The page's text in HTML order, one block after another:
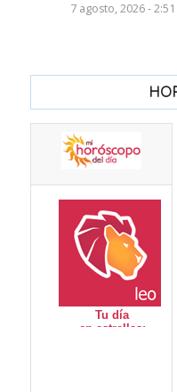
7 agosto, 2026 -